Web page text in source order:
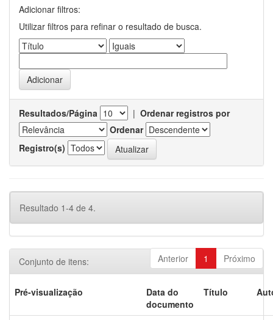
Adicionar filtros:
Utilizar filtros para refinar o resultado de busca.
Resultados/Página | Ordenar registros por
Ordenar
Registro(s)
Resultado 1-4 de 4.
Anterior 1 Próximo
Conjunto de itens:
Pré-visualização
Data do
documento
Título